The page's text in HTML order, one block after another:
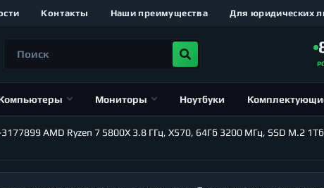
Контакты Наши преимущества Для юридических
Мониторы Ноутбуки
AMD Ryzen 7 5800X 3.8 ГГц, X570, 64Гб 3200 МГц, SSD M.2